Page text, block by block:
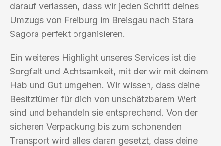
darauf verlassen, dass wir jeden Schritt deines
Umzugs von Freiburg im Breisgau nach Stara
Sagora perfekt organisieren.
Ein weiteres Highlight unseres Services ist die
Sorgfalt und Achtsamkeit, mit der wir mit deinem
Hab und Gut umgehen. Wir wissen, dass deine
Besitztümer für dich von unschätzbarem Wert
sind und behandeln sie entsprechend. Von der
sicheren Verpackung bis zum schonenden
Transport wird alles daran gesetzt, dass deine